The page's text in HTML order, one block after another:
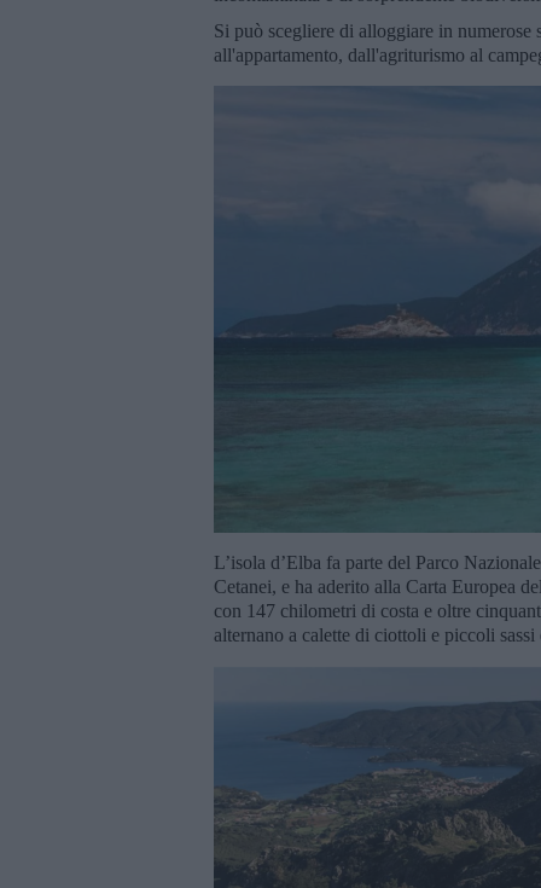
Si può scegliere di alloggiare in numerose
all'appartamento, dall'agriturismo al
L’isola d’Elba fa parte del Parco
Cetanei, e ha aderito alla Carta Europea
con 147 chilometri di costa e oltre
alternano a calette di ciottoli e piccoli sassi